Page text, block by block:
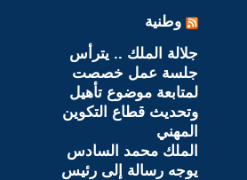
وطنية
جلالة الملك .. يترأس
جلسة عمل خصصت
لمتابعة موضوع تأهيل
وتحديث قطاع التكوين
المهني
الملك محمد السادس
يوجه رسالة إلى رئيس